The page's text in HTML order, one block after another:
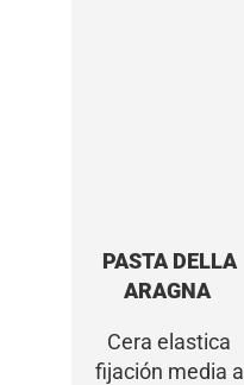
PASTA DELLA
ARAGNA
Cera elastica
fijación media a